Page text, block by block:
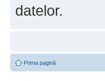
datelor.
Prima pagină